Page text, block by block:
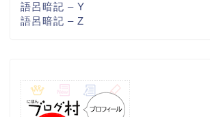
語呂暗記 – Y
語呂暗記 – Z